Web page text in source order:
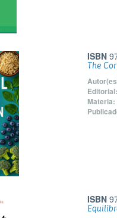
ISBN
The
Editorial:
Materia:
ISBN